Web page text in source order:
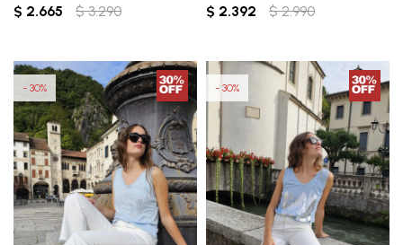
$ 2.665 $ 3.290 $ 2.392 $ 2.990
30 30